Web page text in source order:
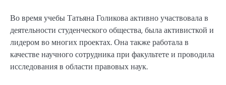
Во время учебы Татьяна Голикова активно участвовала в
деятельности студенческого общества, была активисткой и
лидером во многих проектах. Она также работала в
качестве научного сотрудника при факультете и проводила
исследования в области правовых наук.